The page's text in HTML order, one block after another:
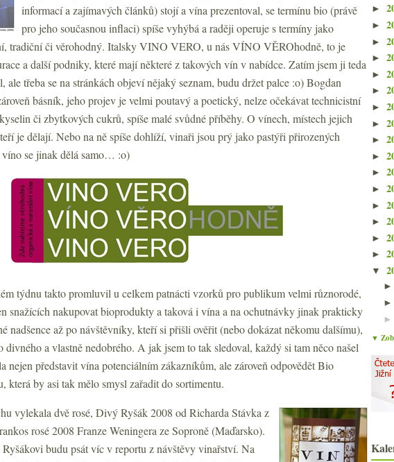
informací a zajímavých článků) stojí a vína prezentoval, se termínu bio (právě
pro jeho současnou inflaci) spíše vyhýbá a raději operuje s termíny jako
tradiční či věrohodný. Italsky VINO VERO, u nás VÍNO VĚROhodně, to je
a další podniky, které mají některé z takových vín v nabídce. Zatím jsem ji teda
ale třeba se na stránkách objeví nějaký seznam, budu držet palce :o) Bogdan
básník, jeho projev je velmi poutavý a poetický, nelze očekávat technicistní
či zbytkových cukrů, spíše malé svůdné příběhy. O vínech, místech jejich
je dělají. Nebo na ně spíše dohlíží, vinaři jsou prý jako pastýři přirozených
se jinak dělá samo… :o)
týdnu takto promluvil u celkem patnácti vzorků pro publikum velmi různorodé,
snažících nakupovat bioprodukty a taková i vína a na ochutnávky jinak prakticky
nadšence až po návštěvníky, kteří si přišli ověřit (nebo dokázat někomu dalšímu),
divného a vlastně nedobrého. A jak jsem to tak sledoval, každý si tam něco našel
nejen představit vína potenciálním zákazníkům, ale zároveň odpovědět Bio
která by asi tak mělo smysl zařadit do sortimentu.
vylekala dvě rosé, Divý Ryšák 2008 od Richarda Stávka z
rosé 2008 Franze Weningera ze Soproně (Maďarsko).
budu psát víc v reportu z návštěvy vinařství. Na
►
►
►
►
►
►
►
►
►
►
►
►
►
►
►
►
▼
▼